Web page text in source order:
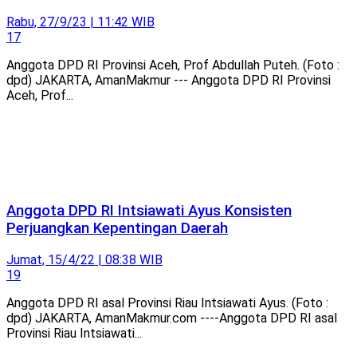
Rabu, 27/9/23 | 11:42 WIB
17
Anggota DPD RI Provinsi Aceh, Prof Abdullah Puteh. (Foto :
dpd) JAKARTA, AmanMakmur --- Anggota DPD RI Provinsi
Aceh, Prof...
Anggota DPD RI Intsiawati Ayus Konsisten
Perjuangkan Kepentingan Daerah
Jumat, 15/4/22 | 08:38 WIB
19
Anggota DPD RI asal Provinsi Riau Intsiawati Ayus. (Foto :
dpd) JAKARTA, AmanMakmur.com ----Anggota DPD RI asal
Provinsi Riau Intsiawati...